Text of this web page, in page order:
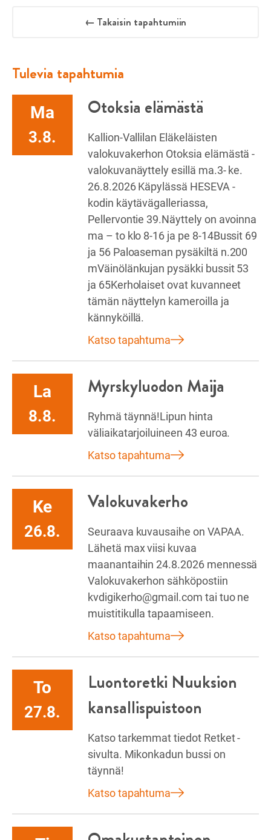
← Takaisin tapahtumiin
Tulevia tapahtumia
Ma
3.8.
Otoksia elämästä
Kallion-Vallilan Eläkeläisten
valokuvakerhon Otoksia elämästä -
valokuvanäyttely esillä ma.3- ke.
26.8.2026 Käpylässä HESEVA -
kodin käytävägalleriassa,
Pellervontie 39.Näyttely on avoinna
ma – to klo 8-16 ja pe 8-14Bussit 69
ja 56 Paloaseman pysäkiltä n.200
mVäinölänkujan pysäkki bussit 53
ja 65Kerholaiset ovat kuvanneet
tämän näyttelyn kameroilla ja
kännyköillä.
Katso tapahtuma
La
8.8.
Myrskyluodon Maija
Ryhmä täynnä!Lipun hinta
väliaikatarjoiluineen 43 euroa.
Katso tapahtuma
Ke
26.8.
Valokuvakerho
Seuraava kuvausaihe on VAPAA.
Lähetä max viisi kuvaa
maanantaihin 24.8.2026 mennessä
Valokuvakerhon sähköpostiin
kvdigikerho@gmail.com tai tuo ne
muistitikulla tapaamiseen.
Katso tapahtuma
To
27.8.
Luontoretki Nuuksion
kansallispuistoon
Katso tarkemmat tiedot Retket -
sivulta. Mikonkadun bussi on
täynnä!
Katso tapahtuma